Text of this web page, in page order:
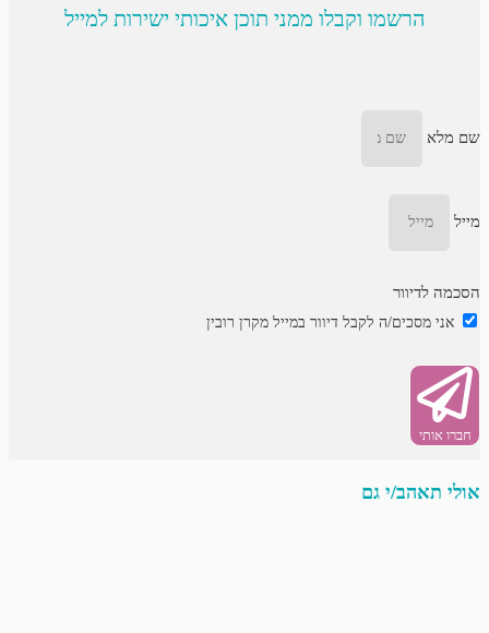
הרשמו וקבלו ממני תוכן איכותי ישירות למייל
שם מלא
מייל
הסכמה לדיוור
אני מסכים/ה לקבל דיוור במייל מקרן רובין
חברו אותי
אולי תאהב/י גם